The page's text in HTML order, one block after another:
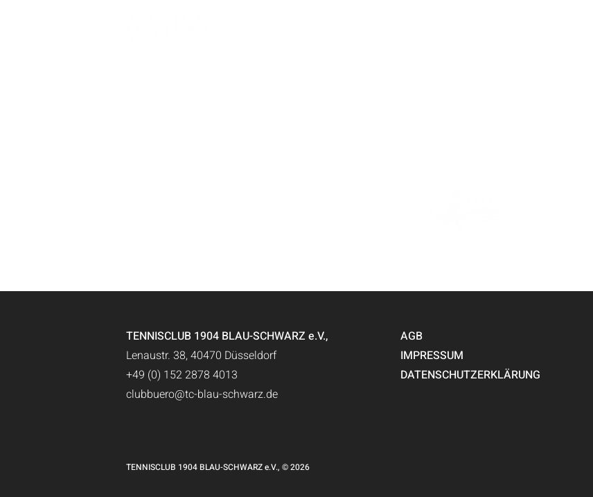
TENNISCLUB 1904 BLAU-SCHWARZ e.V.,
Lenaustr. 38, 40470 Düsseldorf
+49 (0) 152 2878 4013
clubbuero@tc-blau-schwarz.de
AGB
IMPRESSUM
DATENSCHUTZERKLÄRUNG
TENNISCLUB 1904 BLAU-SCHWARZ e.V., © 2026